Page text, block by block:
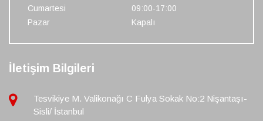
Cumartesi
09:00-17:00
Pazar
Kapalı
İletişim Bilgileri
Tesvikiye M. Valikonağı C Fulya Sokak No:2 Nişantaşı-
Sisli/ İstanbul